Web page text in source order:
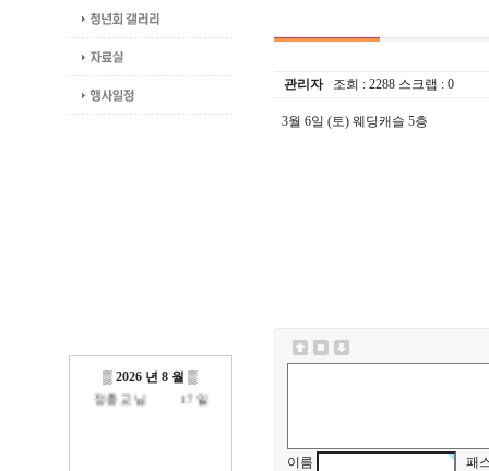
▒ 2026 년 8 월 ▒
전현주 님
01 일
이충훈 님
09 일
정충교 님
17 일
관리자조회 : 2288 스크랩 : 0
3월 6일 (토) 웨딩캐슬 5층
이름 패